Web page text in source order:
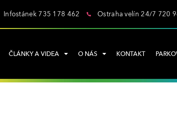
Infostánek 735 178 462 Ostraha velín 24/7 720
ČLÁNKY A VIDEA O NÁS KONTAKT